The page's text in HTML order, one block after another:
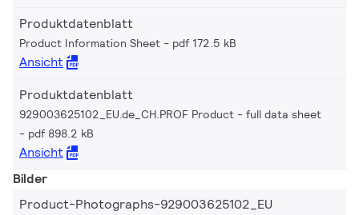
Produktdatenblatt
Product Information Sheet pdf 172.5 kB
Ansicht
Produktdatenblatt
929003625102_EU.de_CH.PROF Product - full data sheet
pdf 898.2 kB
Ansicht
Bilder
Product-Photographs-929003625102_EU